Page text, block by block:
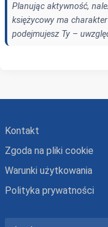
Planując aktywność,
księżycowy ma
podejmujesz Ty –
Kontakt
Zgoda na pliki cookie
Warunki użytkowania
Polityka prywatności